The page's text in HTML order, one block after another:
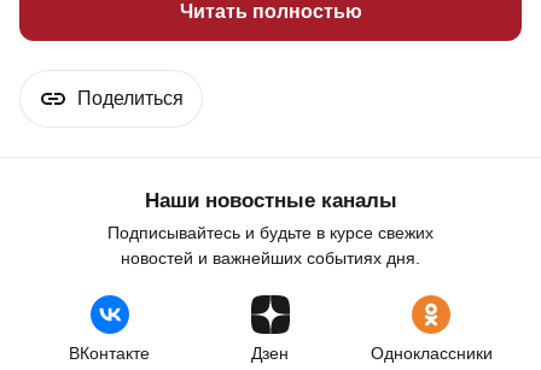
Читать полностью
Поделиться
Наши новостные каналы
Подписывайтесь и будьте в курсе свежих
новостей и важнейших событиях дня.
ВКонтакте Дзен Одноклассники